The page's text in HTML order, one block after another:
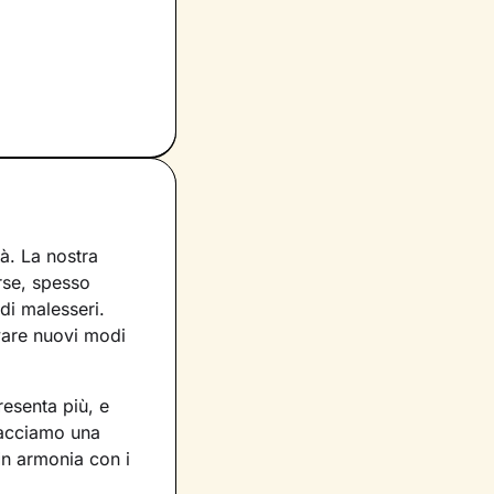
La nostra
spesso
malesseri.
nuovi modi
più, e
una
armonia con i